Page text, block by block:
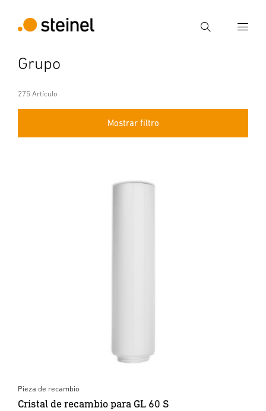
Búsqueda
Grupo
275 Artículo
Mostrar filtro
Pieza de recambio
Cristal de recambio para GL 60 S